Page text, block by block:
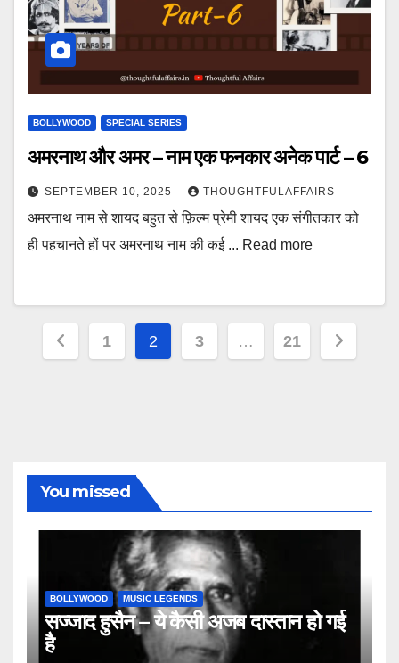
BOLLYWOOD SPECIAL SERIES
अमरनाथ और अमर – नाम एक फनकार अनेक पार्ट – 6
SEPTEMBER 10, 2025 THOUGHTFULAFFAIRS
अमरनाथ नाम से शायद बहुत से फ़िल्म प्रेमी शायद एक संगीतकार को
ही पहचानते हों पर अमरनाथ नाम की कई ... Read more
Posts
1 2 3 … 21
You missed
BOLLYWOOD MUSIC LEGENDS
सज्जाद हुसैन – ये कैसी अजब दास्तान हो गई
है